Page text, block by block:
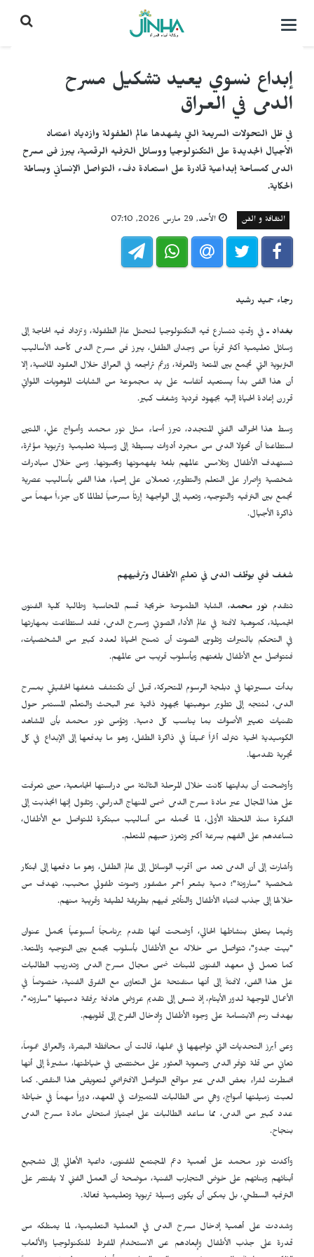
التحكم
إبداع نسوي يعيد تشكيل مسرح
الدمى في العراق
في ظل التحولات السريعة التي يشهدها عالم الطفولة وازدياد اعتماد
الأجيال الجديدة على التكنولوجيا ووسائل الترفيه الرقمية، يبرز فن مسرح
الدمى كمساحة إبداعية قادرة على استعادة دفء التواصل الإنساني وبساطة
الحكاية.
الثقافة و الفن الأحد, 29 مارس 2026, 07:10
رجاء حميد رشيد
بغداد ـ في وقتٍ تتسارع فيه التكنولوجيا لتحتل عالم الطفولة، وتزداد فيه الحاجة إلى
وسائل تعليمية أكثر قرباً من وجدان الطفل، يبرز فن مسرح الدمى كأحد الأساليب
التربوية التي تجمع بين المتعة والمعرفة، ورغم تراجعه في العراق خلال العقود الماضية، إلا
أن هذا الفن بدأ يستعيد أنفاسه على يد مجموعة من الشابات الموهوبات اللواتي
قررن إعادة الحياة إليه بجهود فردية وشغف كبير.
وسط هذا الحراك الفني المتجدد، تبرز أسماء مثل نور محمد وأمواج علي، اللتين
استطاعتا أن تحوّلا الدمى من مجرد أدوات بسيطة إلى وسيلة تعليمية وتربوية مؤثرة،
تستهدف الأطفال وتلامس عالمهم بلغة يفهمونها ويحبونها. ومن خلال مبادرات
شخصية وإصرار على التعلم والتطوير، تعملان على إحياء هذا الفن بأساليب عصرية
تجمع بين الترفيه والتوجيه، وتعيد إلى الواجهة إرثاً مسرحياً لطالما كان جزءاً مهماً من
ذاكرة الأجيال.
شغف فني يوظّف الدمى في تعليم الأطفال وترفيههم
تتقدم نور محمد، الشابة الطموحة خريجة قسم المحاسبة وطالبة كلية الفنون
الجميلة، كموهبة لافتة في عالم الأداء الصوتي ومسرح الدمى، فقد استطاعت بمهارتها
في التحكم بالنبرات وتلوين الصوت أن تمنح الحياة لعدد كبير من الشخصيات،
فتتواصل مع الأطفال بلغتهم وبأسلوب قريب من عالمهم.
بدأت مسيرتها في دبلجة الرسوم المتحركة، قبل أن تكتشف شغفها الحقيقي بمسرح
الدمى، لتتجه إلى تطوير موهبتها بجهود ذاتية عبر البحث والتعلّم المستمر حول
تقنيات تغيير الأصوات بما يناسب كل دمية. وتؤمن نور محمد بأن المشاهد
الكوميدية الحية تترك أثراً عميقاً في ذاكرة الطفل، وهو ما يدفعها إلى الإبداع في كل
تجربة تقدمها.
وأوضحت أن بدايتها كانت خلال المرحلة الثالثة من دراستها الجامعية، حين تعرفت
على هذا المجال عبر مادة مسرح الدمى ضمن المنهاج الدراسي. وتقول إنها انجذبت إلى
الفكرة منذ اللحظة الأولى، لما تحمله من أساليب مبتكرة للتواصل مع الأطفال،
تساعدهم على الفهم بسرعة أكبر وتعزز حبهم للتعلم.
وأشارت إلى أن الدمى تعد من أقرب الوسائل إلى عالم الطفل، وهو ما دفعها إلى ابتكار
شخصية "سارونة"؛ دمية بشعر أحمر مضفور وصوت طفولي محبب، تهدف من
خلالها إلى جذب انتباه الأطفال والتأثير فيهم بطريقة لطيفة وقريبة منهم.
وفيما يتعلق بنشاطها الحالي، أوضحت أنها تقدم برنامجاً أسبوعياً يحمل عنوان
"بيت جدو"، تتواصل من خلاله مع الأطفال بأسلوب يجمع بين التوجيه والمتعة.
كما تعمل في معهد الفنون للبنات ضمن مجال مسرح الدمى وتدريب الطالبات
على هذا الفن، لافتةً إلى أنها منفتحة على التعاون مع الفرق الفنية، خصوصاً في
الأعمال الموجهة لدور الأيتام، إذ تسعى إلى تقديم عروض هادفة برفقة دميتها "سارونه"،
بهدف رسم الابتسامة على وجوه الأطفال وإدخال الفرح إلى قلوبهم.
وعن أبرز التحديات التي تواجهها في عملها، قالت أن محافظة البصرة، والعراق عموماً،
تعاني من قلة توفر الدمى وصعوبة العثور على مختصين في خياطتها، مشيرةً إلى أنها
اضطرت لشراء بعض الدمى عبر مواقع التواصل الافتراضي لتعويض هذا النقص. كما
لعبت زميلتها أمواج، وهي من الطالبات المتميزات في المعهد، دوراً مهماً في خياطة
عدد كبير من الدمى، مما ساعد الطالبات على اجتياز امتحان مادة مسرح الدمى
بنجاح.
وأكدت نور محمد على أهمية دعم المجتمع للفنون، داعية الأهالي إلى تشجيع
أبنائهم وبناتهم على خوض التجارب الفنية، موضحة أن العمل الفني لا يقتصر على
الترفيه السطحي، بل يمكن أن يكون وسيلة تربوية وتعليمية فعّالة.
وشددت على أهمية إدخال مسرح الدمى في العملية التعليمية، لما يمتلكه من
قدرة على جذب الأطفال وإبعادهم عن الاستخدام المفرط للتكنولوجيا والألعاب